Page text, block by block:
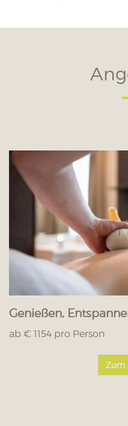
Genießen,
ab € 1154 pro Person
Zum